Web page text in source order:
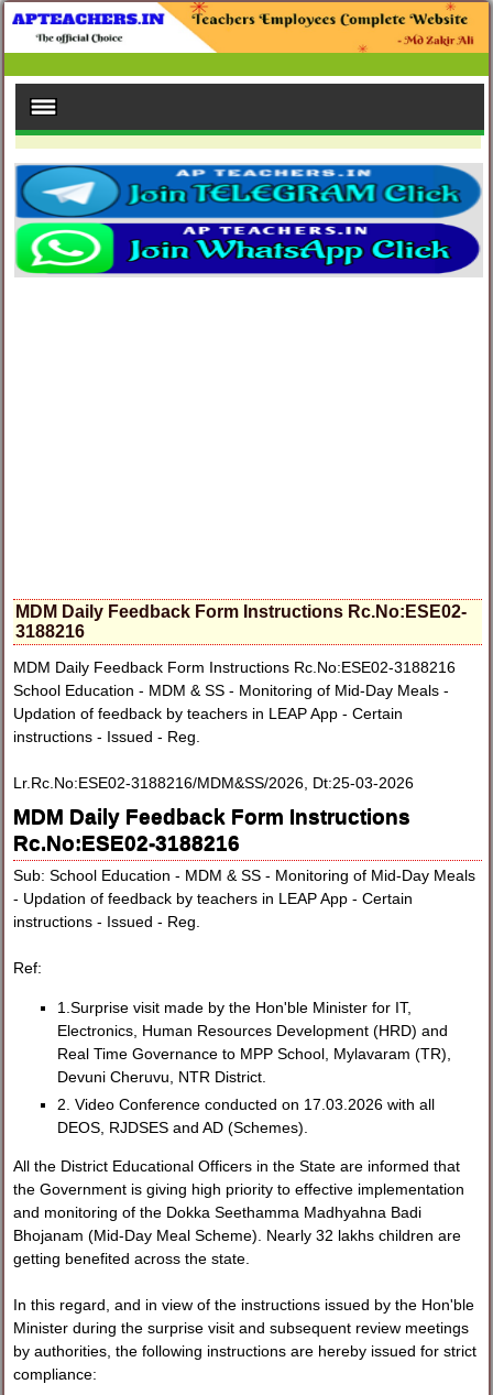
MDM Daily Feedback Form Instructions Rc.No:ESE02-
3188216
MDM Daily Feedback Form Instructions Rc.No:ESE02-3188216
School Education - MDM & SS - Monitoring of Mid-Day Meals -
Updation of feedback by teachers in LEAP App - Certain
instructions - Issued - Reg.
Lr.Rc.No:ESE02-3188216/MDM&SS/2026, Dt:25-03-2026
MDM Daily Feedback Form Instructions
Rc.No:ESE02-3188216
Sub: School Education - MDM & SS - Monitoring of Mid-Day Meals
- Updation of feedback by teachers in LEAP App - Certain
instructions - Issued - Reg.
Ref:
1.Surprise visit made by the Hon'ble Minister for IT,
Electronics, Human Resources Development (HRD) and
Real Time Governance to MPP School, Mylavaram (TR),
Devuni Cheruvu, NTR District.
2. Video Conference conducted on 17.03.2026 with all
DEOS, RJDSES and AD (Schemes).
All the District Educational Officers in the State are informed that
the Government is giving high priority to effective implementation
and monitoring of the Dokka Seethamma Madhyahna Badi
Bhojanam (Mid-Day Meal Scheme). Nearly 32 lakhs children are
getting benefited across the state.
In this regard, and in view of the instructions issued by the Hon'ble
Minister during the surprise visit and subsequent review meetings
by authorities, the following instructions are hereby issued for strict
compliance: